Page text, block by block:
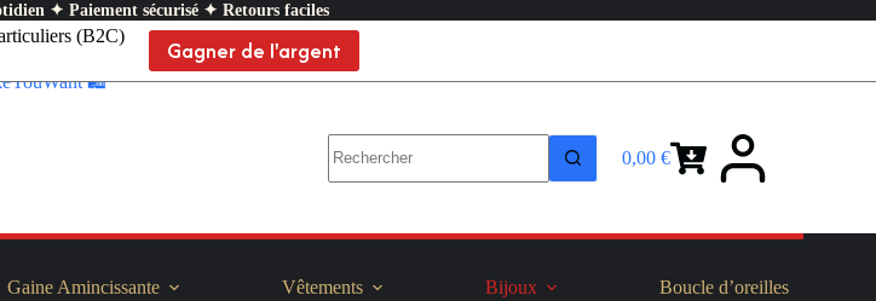
✦ Paiement sécurisé ✦ Retours faciles
(B2C) Gagner de l'argent
Panier
0,00 €
Gaine Amincissante Vêtements Bijoux Boucle d’oreilles